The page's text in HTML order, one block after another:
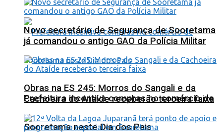
Prefeitura incentiva compras no comércio de
Sooretama neste Dia dos Pais
Novo secretário de Segurança de Sooretama
já comandou o antigo GAO da Polícia Militar
Obras na ES 245: Morros do Sangali e da
Cachoeira do Ataíde receberão terceira faixa